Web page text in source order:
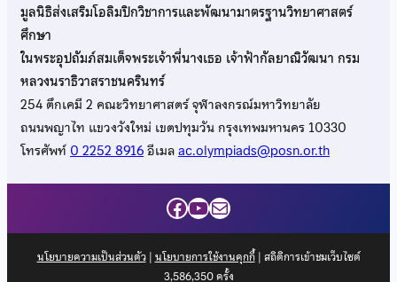
มูลนิธิส่งเสริมโอลิมปิกวิชาการและพัฒนามาตรฐานวิทยาศาสตร์
ศึกษา
ในพระอุปถัมภ์สมเด็จพระเจ้าพี่นางเธอ เจ้าฟ้ากัลยาณิวัฒนา กรม
หลวงนราธิวาสราชนครินทร์
254 ตึกเคมี 2 คณะวิทยาศาสตร์ จุฬาลงกรณ์มหาวิทยาลัย
ถนนพญาไท แขวงวังใหม่ เขตปทุมวัน กรุงเทพมหานคร 10330
โทรศัพท์0 2252 8916อีเมลac.olympiads@posn.or.th
Facebook
YouTube
Mail
นโยบายความเป็นส่วนตัว| นโยบายการใช้งานคุกกี้| สถิติการเข้าชมเว็บไซต์
3,586,350ครั้ง